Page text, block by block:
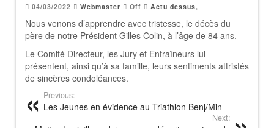
04/03/2022 Webmaster Off Actu dessus,
Nous venons d’apprendre avec tristesse, le décès du
père de notre Président Gilles Colin, à l’âge de 84 ans.
Le Comité Directeur, les Jury et Entraîneurs lui
présentent, ainsi qu’à sa famille, leurs sentiments attristés
de sincères condoléances.
Previous:
Les Jeunes en évidence au Triathlon Benj/Min
Next: